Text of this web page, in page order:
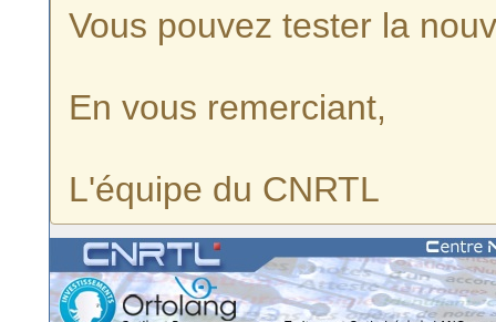
Vous pouvez tester la
En vous remerciant,
L'équipe du CNRTL